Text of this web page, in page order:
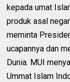
kepada umat
produk asal
meminta
ucapannya dan
Dunia. MUI
Ummat Islam